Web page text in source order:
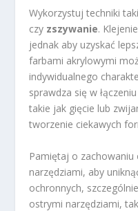
Wykorzystuj techniki
czy zszywanie.
jednak aby uzyskać
farbami akrylowymi
indywidualnego
sprawdza się w
takie jak gięcie lub
tworzenie ciekawych
Pamiętaj o
narzędziami, aby
ochronnych,
ostrymi narzędziami,